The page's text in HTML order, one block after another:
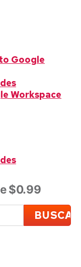
Google
Workspace
$0.99